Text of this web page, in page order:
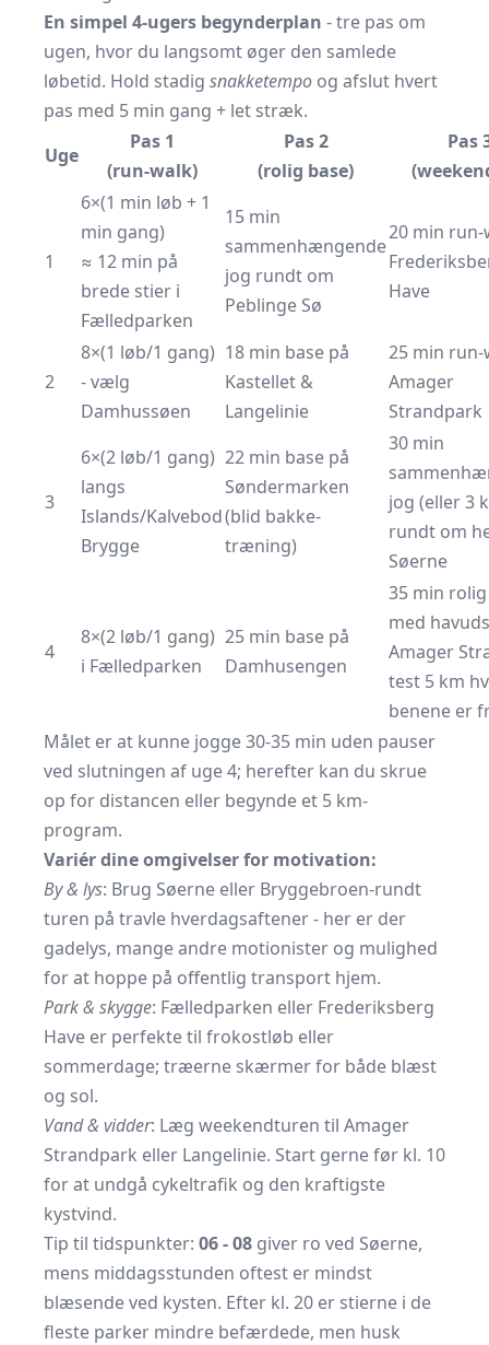
En simpel 4-ugers begynderplan - tre pas om
ugen, hvor du langsomt øger den samlede
løbetid. Hold stadig snakketempo og afslut hvert
pas med 5 min gang + let stræk.
Uge
Pas 1
(run-walk)
Pas 2
(rolig base)
Pas
1
6×(1 min løb + 1
min gang)
≈ 12 min på
brede stier i
Fælledparken
15 min
sammenhængende
jog rundt om
Peblinge Sø
20 min run-
Have
2
8×(1 løb/1 gang)
- vælg
Damhussøen
18 min base på
Kastellet &
Langelinie
25 min run-
Amager
Strandpark
3
6×(2 løb/1 gang)
langs
Islands/Kalvebod
Brygge
22 min base på
Søndermarken
(blid bakke‐
træning)
30 min
jog (eller 3
rundt om
Søerne
4
8×(2 løb/1 gang)
i Fælledparken
25 min base på
Damhusengen
35 min
med
Amager
test 5 km
benene er
Målet er at kunne jogge 30-35 min uden pauser
ved slutningen af uge 4; herefter kan du skrue
op for distancen eller begynde et 5 km-
program.
Variér dine omgivelser for motivation:
By & lys: Brug Søerne eller Bryggebroen-rundt
turen på travle hverdagsaftener - her er der
gadelys, mange andre motionister og mulighed
for at hoppe på offentlig transport hjem.
Park & skygge: Fælledparken eller Frederiksberg
Have er perfekte til frokostløb eller
sommerdage; træerne skærmer for både blæst
og sol.
Vand & vidder: Læg weekendturen til Amager
Strandpark eller Langelinie. Start gerne før kl. 10
for at undgå cykeltrafik og den kraftigste
kystvind.
Tip til tidspunkter: 06 - 08 giver ro ved Søerne,
mens middagsstunden oftest er mindst
blæsende ved kysten. Efter kl. 20 er stierne i de
fleste parker mindre befærdede, men husk